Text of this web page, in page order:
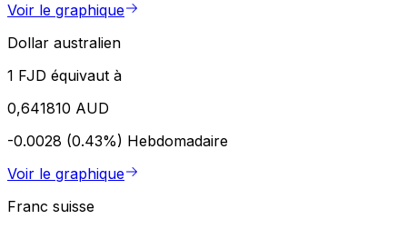
Voir le graphique
Dollar australien
1 FJD équivaut à
0,641810 AUD
-0.0028 (0.43%) Hebdomadaire
Voir le graphique
Franc suisse